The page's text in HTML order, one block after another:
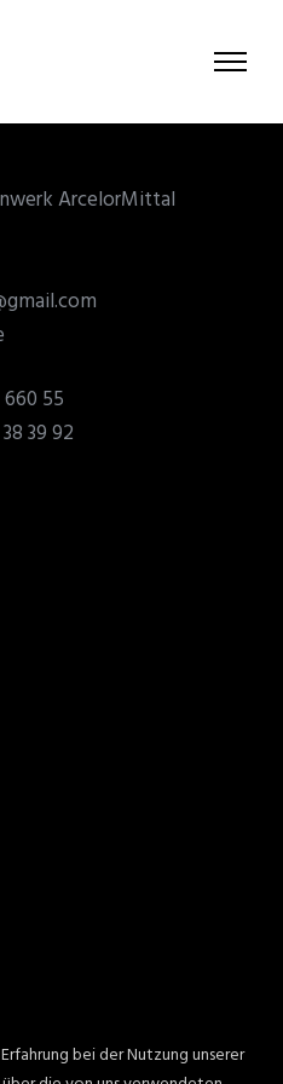
ArcelorMittal
55
39 92
bei der Nutzung unserer